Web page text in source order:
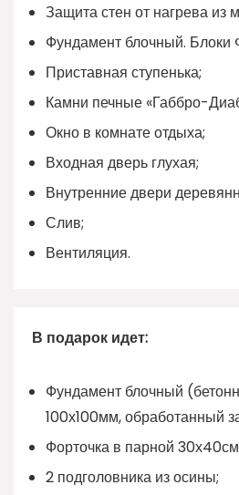
Защита стен от нагрева из
Фундамент блочный.
Приставная ступенька;
Камни печные «Габбро-
Окно в комнате отдыха;
Входная дверь глухая;
Внутренние двери
Слив;
Вентиляция.
В подарок идет:
Фундамент блочный
100х100мм, обработанный
Форточка в парной
2 подголовника из осины;